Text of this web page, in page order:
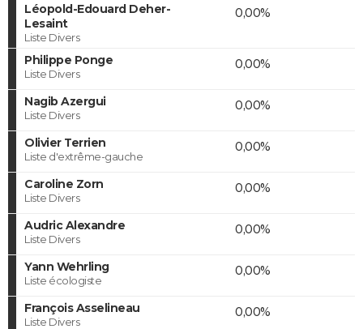
Léopold-Edouard Deher-
Lesaint
Liste Divers
0,00%
Philippe Ponge
Liste Divers
0,00%
Nagib Azergui
Liste Divers
0,00%
Olivier Terrien
Liste d'extrême-gauche
0,00%
Caroline Zorn
Liste Divers
0,00%
Audric Alexandre
Liste Divers
0,00%
Yann Wehrling
Liste écologiste
0,00%
François Asselineau
Liste Divers
0,00%